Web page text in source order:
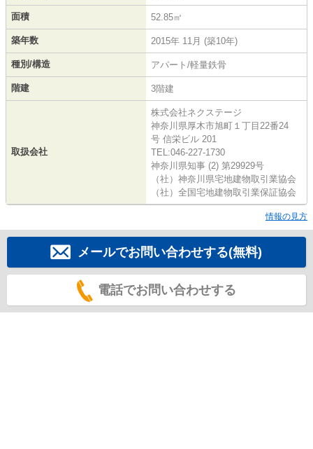
面積 52.85㎡
築年数 2015年 11月 (築10年)
種別/構造 アパート/軽量鉄骨
階建 3階建
取扱会社
株式会社ネクステージ
神奈川県厚木市旭町１丁目22番24
号 信栄ビル 201
TEL:046-227-1730
神奈川県知事 (2) 第29929号
（社）神奈川県宅地建物取引業協会
（社）全国宅地建物取引業保証協会
情報の見方
メールでお問い合わせする(無料)
電話でお問い合わせする